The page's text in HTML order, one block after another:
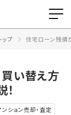
プ 住宅ローン残債
い替え方
ンション売却・査定